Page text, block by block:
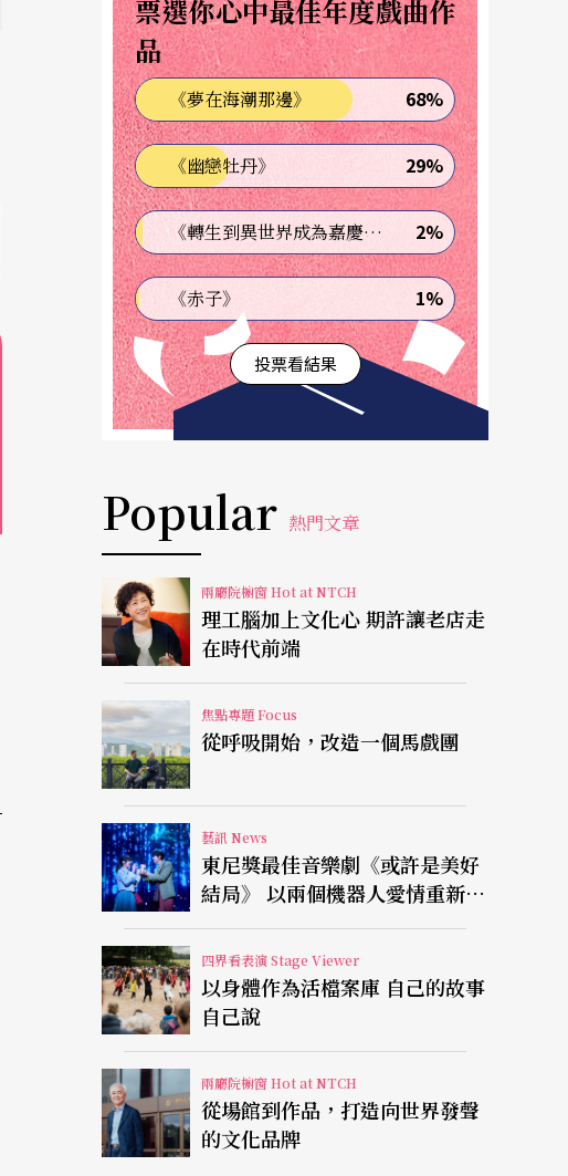
票選你心中最佳年度戲曲作
品
《夢在海潮那邊》 68%
《幽戀牡丹》 29%
《轉生到異世界成為嘉慶君—發現我的祖先是詐騙集團!?》 2%
《赤子》 1%
投票看結果
Popular 熱門文章
兩廳院櫥窗 Hot at NTCH
理工腦加上文化心 期許讓老店走
在時代前端
焦點專題 Focus
從呼吸開始，改造一個馬戲團
藝訊 News
東尼獎最佳音樂劇《或許是美好
結局》 以兩個機器人愛情重新凝
視有限人生
四界看表演 Stage Viewer
以身體作為活檔案庫 自己的故事
自己說
兩廳院櫥窗 Hot at NTCH
從場館到作品，打造向世界發聲
的文化品牌